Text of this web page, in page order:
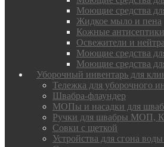
Моющие средства
Жидкое мыло и пена
Кожные
Освежители и
Моющие средства
Моющие средства
Уборочный инвентарь для
Тележка для уборочного
Швабра-флаундер
МОПы и насадки для
Ручки для швабры МОП,
Совки с щеткой
Устройства для сгона